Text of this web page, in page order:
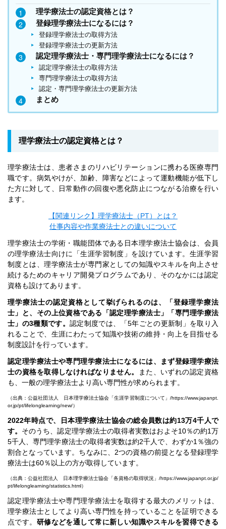
理学療法士の認定資格とは？
登録理学療法士になるには？
登録理学療法士の取得方法
登録理学療法士の更新方法
認定理学療法士・専門理学療法士になるには？
認定理学療法士の取得方法
専門理学療法士の取得方法
認定・専門理学療法士の更新方法
まとめ
理学療法士の認定資格とは？
理学療法士は、患者さまのリハビリテーションに携わる医療専門
職です。病気やけが、加齢、障害などによって運動機能が低下し
た方に対して、日常動作の回復や悪化防止につながる治療を行い
ます。
【関連リンク】理学療法士（PT）とは？
仕事内容や作業療法士との違いについて
理学療法士の学術・職能団体である日本理学療法士協会は、会員
の理学療法士向けに「生涯学習制度」を設けています。生涯学習
制度とは、理学療法士が専門家としての知識やスキルを向上させ
続けるためのキャリア開発プログラムであり、そのなかには認定
資格も設けてあります。
理学療法士の認定資格として挙げられるのは、「登録理学療法
士」と、その上位資格である「認定理学療法士」「専門理学療法
士」の3種類です。認定制度では、「5年ごとの更新制」を取り入
れることで、生涯にわたって知識や技術の維持・向上を目指せる
制度設計を行っています。
認定理学療法士や専門理学療法士になるには、まず登録理学療法
士の資格を取得しなければなりません。
また、いずれの認定資格
も、一般の理学療法士より高い専門性が求められます。
（出典：公益社団法人 日本理学療法士協会「生涯学習制度について」/https://www.japanpt.
or.jp/pt/lifelonglearning/new/）
2022年時点で、日本理学療法士協会の総会員数は約13万4千人で
す。 そのうち、認定理学療法士の取得者実数はおよそ10％の約1万
5千人、専門理学療法士の取得者実数は約2千人で、わずか1％強の
割合となっています。ちなみに、2つの資格の前提となる登録理学
療法士は60％以上の方が取得しています。
（出典：公益社団法人 日本理学療法士協会「各資格の取得状況」/https://www.japanpt.or.jp/
pt/lifelonglearning/statistics.html）
認定理学療法士や専門理学療法士を取得する最大のメリットは、
理学療法士としてより高い専門性を持っていることを証明できる
点です。 研修などを通して常に新しい知識やスキルを習得できる